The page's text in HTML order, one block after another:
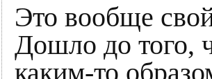
Это вообще
Дошло до того,
каким-то